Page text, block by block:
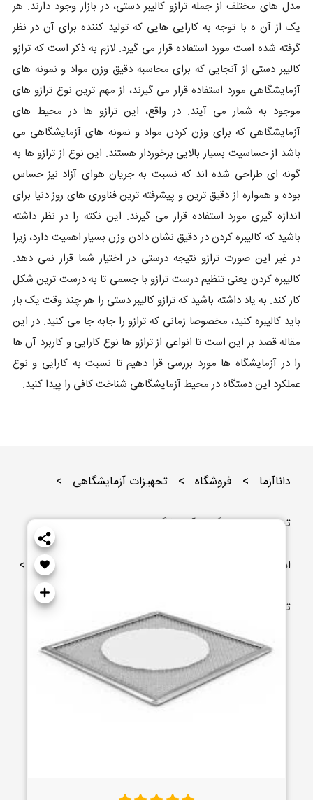
مدل های مختلف از جمله ترازو کالیبر دستی، در بازار وجود دارند. هر
یک از آن ه با توجه به کارایی هایی که تولید کننده برای آن در نظر
گرفته شده است مورد استفاده قرار می گیرد. لازم به ذکر است که ترازو
کالیبر دستی از آنجایی که برای محاسبه دقیق وزن مواد و نمونه های
آزمایشگاهی مورد استفاده قرار می گیرند، از مهم ترین نوع ترازو های
موجود به شمار می آیند. در واقع، این ترازو ها در محیط های
آزمایشگاهی که برای وزن کردن مواد و نمونه های آزمایشگاهی می
باشد از حساسیت بسیار بالایی برخوردار هستند. این نوع از ترازو ها به
گونه ای طراحی شده اند که نسبت به جریان هوای آزاد نیز حساس
بوده و همواره از دقیق ترین و پیشرفته ترین فناوری های روز دنیا برای
اندازه گیری مورد استفاده قرار می گیرند. این نکته را در نظر داشته
باشید که کالیبره کردن در دقیق نشان دادن وزن بسیار اهمیت دارد، زیرا
در غیر این صورت ترازو نتیجه درستی در اختیار شما قرار نمی دهد.
کالیبره کردن یعنی تنظیم درست ترازو با جسمی تا به درست ترین شکل
کار کند. به یاد داشته باشید که ترازو کالیبر دستی را هر چند وقت یک بار
باید کالیبره کنید، مخصوصا زمانی که ترازو را جابه جا می کنید. در این
مقاله قصد بر این است تا انواعی از ترازو ها نوع کارایی و کاربرد آن ها
را در آزمایشگاه ها مورد بررسی قرا دهیم تا نسبت به کارایی و نوع
عملکرد این دستگاه در محیط آزمایشگاهی شناخت کافی را پیدا کنید.
داناآزما > فروشگاه > تجهیزات آزمایشگاهی >
تجهیزات اندازه گیری آزمایشگاهی >
ابزار اندازه گیری دیجیتال آزمایشگاهی ترازو دیجیتال >
ترازو کالیبر دستی